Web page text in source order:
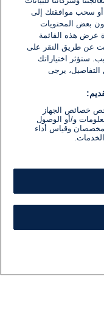
أو سحب موافقتك إلى
بعض المحتويات
عرض هذه القائمة
عن طريق النقر على
ستؤثر اختياراتك
التفاصيل، يرجى
خصائص الجهاز
و/أو الوصول
وقياس أداء